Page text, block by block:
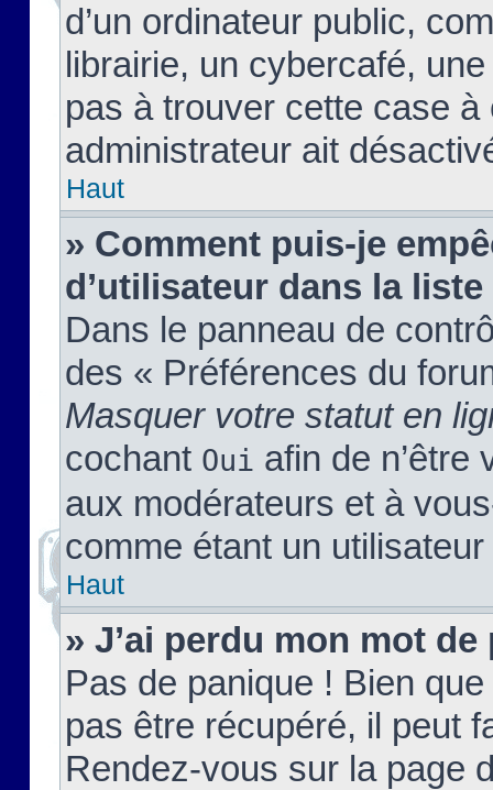
d’un ordinateur public,
librairie, un cybercafé,
pas à trouver cette case à
administrateur ait
Haut
» Comment puis-je
d’utilisateur dans la
Dans le panneau de
des « Préférences du
Masquer votre statut en
cochant Oui afin de n’être
aux modérateurs et à
comme étant un
Haut
» J’ai perdu mon mot de
Pas de panique ! Bien
pas être récupéré, il peut
Rendez-vous sur la page